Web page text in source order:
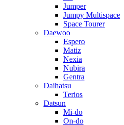
Jumper
Jumpy Multispace
Space Tourer
Daewoo
Espero
Matiz
Nexia
Nubira
Gentra
Daihatsu
Terios
Datsun
Mi-do
On-do